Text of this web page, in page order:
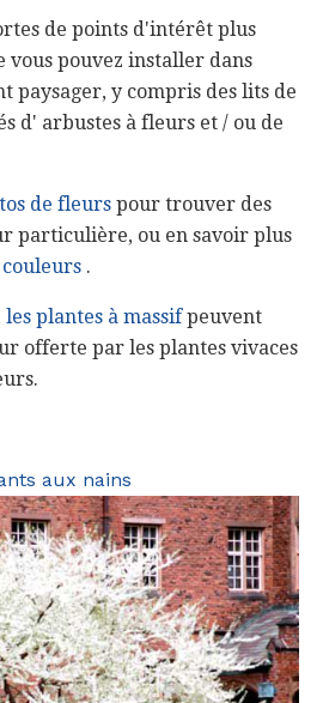
de points d'intérêt plus
vous pouvez installer dans
paysager, y compris des lits de
d' arbustes à fleurs et / ou de
de fleurs pour trouver des
particulière, ou en savoir plus
couleurs .
les plantes à massifpeuvent
offerte par les plantes vivaces
aux nains